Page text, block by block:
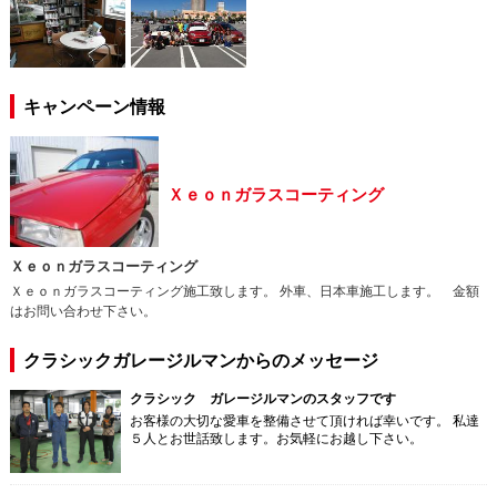
キャンペーン情報
Ｘｅｏｎガラスコーティング
Ｘｅｏｎガラスコーティング
Ｘｅｏｎガラスコーティング施工致します。 外車、日本車施工します。 金額
はお問い合わせ下さい。
クラシックガレージルマンからのメッセージ
クラシック ガレージルマンのスタッフです
お客様の大切な愛車を整備させて頂ければ幸いです。 私達
５人とお世話致します。お気軽にお越し下さい。